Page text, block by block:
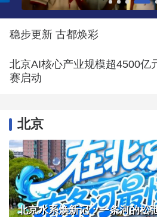
稳步更新 古都焕彩
北京AI核心产业规模超4500亿
赛启动
北京
北京水系焕新记：一条河的松